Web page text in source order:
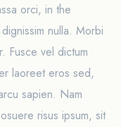
orci, in the
nulla. Morbi
Fusce vel dictum
laoreet eros sed,
sapien. Nam
risus ipsum, sit